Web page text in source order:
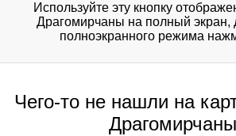
Используйте эту кнопку
Драгомирчаны на полный экран,
полноэкранного режима
Чего-то не нашли на